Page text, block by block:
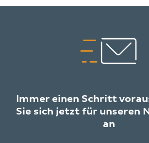
Immer einen Schritt
Sie sich jetzt für unseren
an